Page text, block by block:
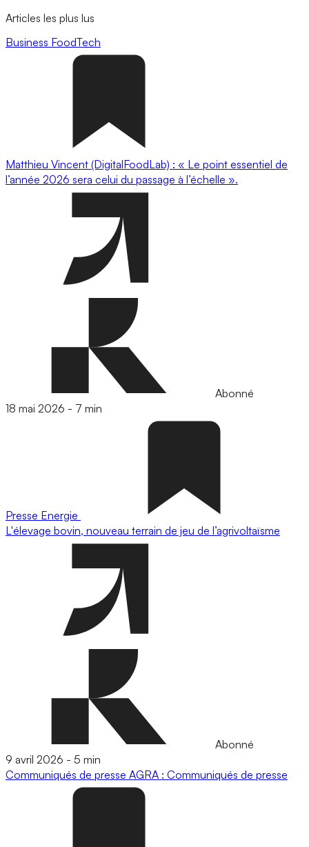
Articles les plus lus
Business FoodTech
Matthieu Vincent (DigitalFoodLab) : « Le point essentiel de
l’année 2026 sera celui du passage à l’échelle ».
Abonné
18 mai 2026 - 7 min
Presse Energie
L'élevage bovin, nouveau terrain de jeu de l’agrivoltaïsme
Abonné
9 avril 2026 - 5 min
Communiqués de presse AGRA : Communiqués de presse